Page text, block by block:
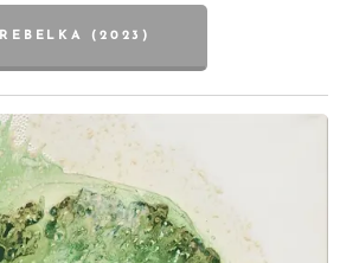
REBELKA (2023)